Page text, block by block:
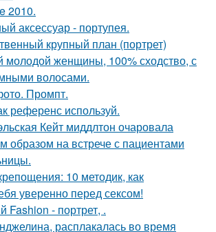
2010.
аксессуар - портупея.
крупный план (портрет)
молодой женщины, 100% сходство, с
волосами.
Промпт.
референс используй.
Кейт миддлтон очаровала
образом на встрече с пациентами
10 методик, как
уверенно перед сексом!
Fashion - портрет, .
расплакалась во время